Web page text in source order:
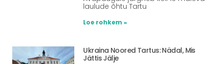
laulude õhtu Tartu
Loe rohkem »
Ukraina Noored Tartus: Nädal, Mis
Jättis Jälje